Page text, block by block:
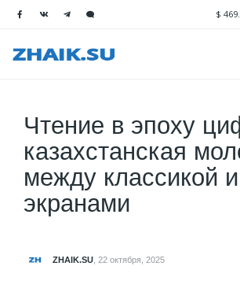
$
Чтение в эпоху
казахстанская
между классикой и
экранами
ZHAIK.SU 22 октября, 2025